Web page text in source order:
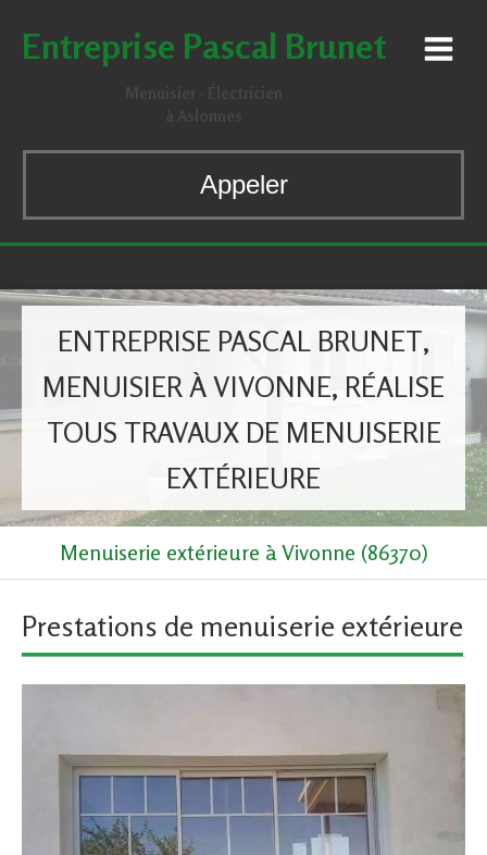
Entreprise Pascal Brunet
Appeler
ENTREPRISE PASCAL BRUNET,
MENUISIER À VIVONNE, RÉALISE
TOUS TRAVAUX DE MENUISERIE
EXTÉRIEURE
Menuiserie extérieure à Vivonne (86370)
Prestations de menuiserie extérieure